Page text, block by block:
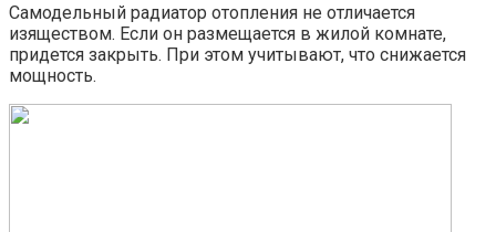
Самодельный радиатор отопления не отличается
изяществом. Если он размещается в жилой комнате,
придется закрыть. При этом учитывают, что снижается
мощность.